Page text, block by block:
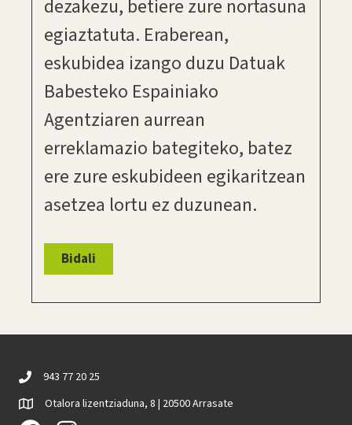
dezakezu, betiere zure nortasuna
egiaztatuta. Eraberean,
eskubidea izango duzu Datuak
Babesteko Espainiako
Agentziaren aurrean
erreklamazio bategiteko, batez
ere zure eskubideen egikaritzean
asetzea lortu ez duzunean.
Bidali
943 77 20 25
Otalora lizentziaduna, 8 | 20500 Arrasate